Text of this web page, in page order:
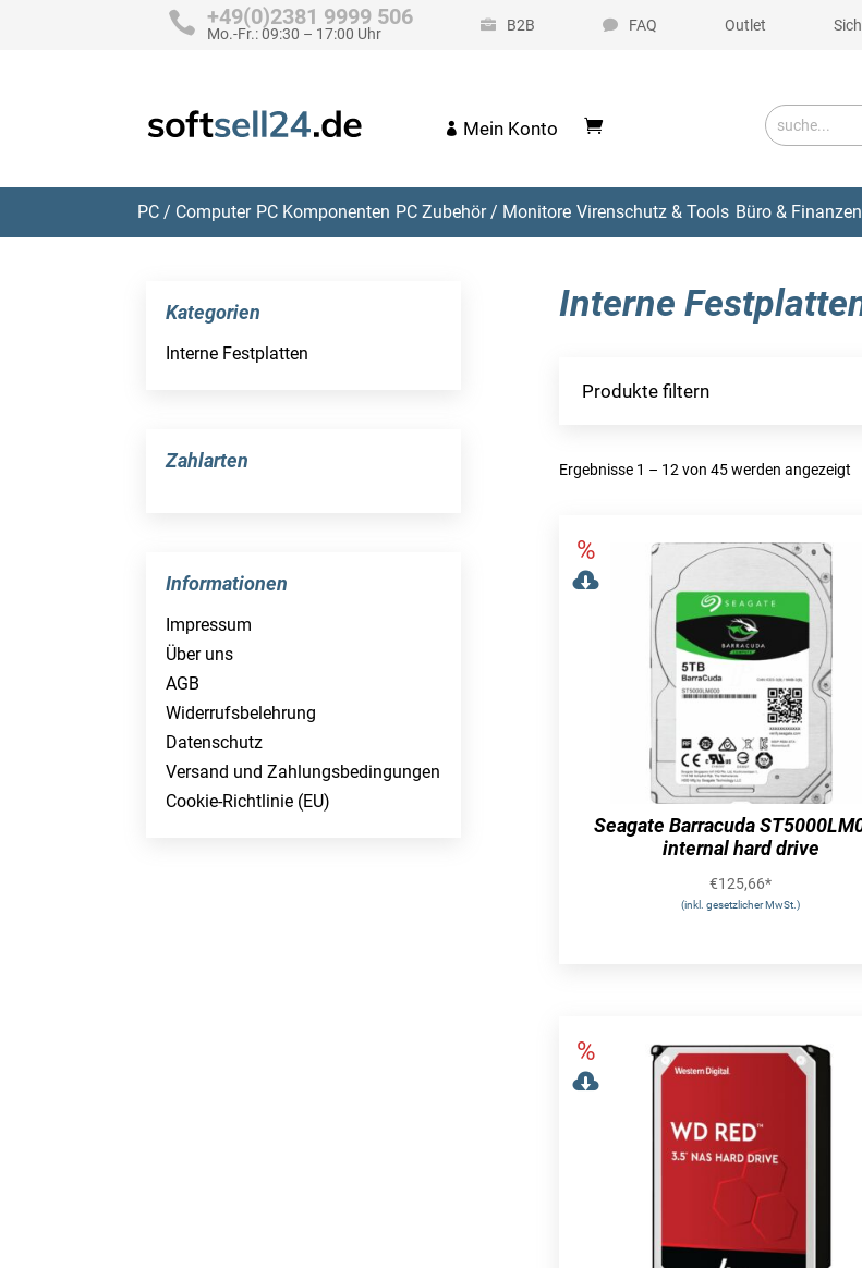
+49(0)2381 9999 506
Mo.-Fr.: 09:30 – 17:00 Uhr B2B FAQ Outlet
Mein Konto
PC / Computer PC Komponenten PC Zubehör / Monitore Virenschutz & Tools Büro & Finanzen
Kategorien
Interne Festplatten
Zahlarten
Informationen
Impressum
Über uns
AGB
Widerrufsbelehrung
Datenschutz
Versand und Zahlungsbedingungen
Cookie-Richtlinie (EU)
Interne
Produkte filtern
Ergebnisse 1 – 12 von 45 werden angezeigt
Seagate Barracuda
internal hard drive
€125,66*
(inkl. gesetzlicher MwSt.)